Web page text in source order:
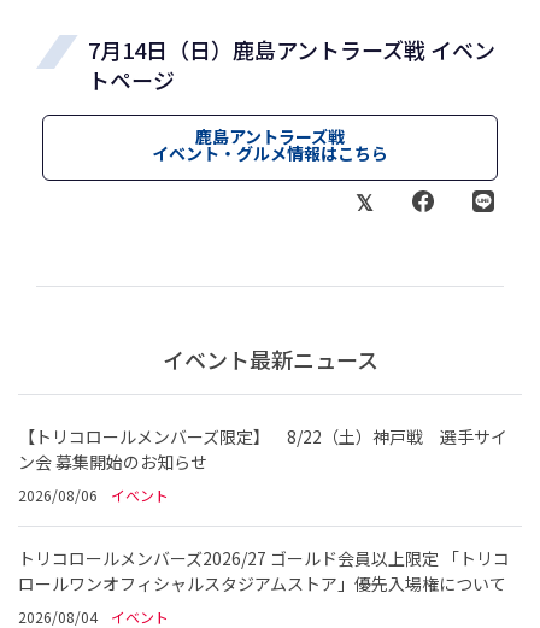
7月14日（日）鹿島アントラーズ戦 イベン
トページ
鹿島アントラーズ戦
イベント・グルメ情報はこちら
イベント最新ニュース
【トリコロールメンバーズ限定】 8/22（土）神戸戦 選手サイ
ン会 募集開始のお知らせ
2026/08/06 イベント
トリコロールメンバーズ2026/27 ゴールド会員以上限定 「トリコ
ロールワンオフィシャルスタジアムストア」優先入場権について
2026/08/04 イベント